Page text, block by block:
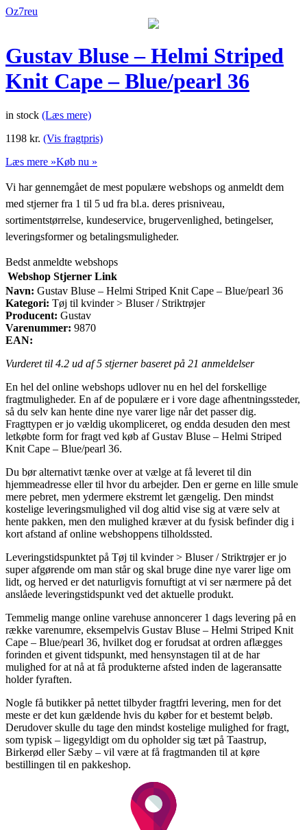
Oz7reu
Gustav Bluse – Helmi Striped
Knit Cape – Blue/pearl 36
in stock (Læs mere)
1198 kr. (Vis fragtpris)
Læs mere »Køb nu »
Vi har gennemgået de mest populære webshops og anmeldt dem
med stjerner fra 1 til 5 ud fra bl.a. deres prisniveau,
sortimentstørrelse, kundeservice, brugervenlighed, betingelser,
leveringsformer og betalingsmuligheder.
Bedst anmeldte webshops
Webshop Stjerner Link
Navn: Gustav Bluse – Helmi Striped Knit Cape – Blue/pearl 36
Kategori: Tøj til kvinder > Bluser / Striktrøjer
Producent: Gustav
Varenummer: 9870
EAN:
Vurderet til 4.2 ud af 5 stjerner baseret på 21 anmeldelser
En hel del online webshops udlover nu en hel del forskellige
fragtmuligheder. En af de populære er i vore dage afhentningssteder,
så du selv kan hente dine nye varer lige når det passer dig.
Fragttypen er jo vældig ukompliceret, og endda desuden den mest
letkøbte form for fragt ved køb af Gustav Bluse – Helmi Striped
Knit Cape – Blue/pearl 36.
Du bør alternativt tænke over at vælge at få leveret til din
hjemmeadresse eller til hvor du arbejder. Den er gerne en lille smule
mere pebret, men ydermere ekstremt let gængelig. Den mindst
kostelige leveringsmulighed vil dog altid vise sig at være selv at
hente pakken, men den mulighed kræver at du fysisk befinder dig i
kort afstand af online webshoppens tilholdssted.
Leveringstidspunktet på Tøj til kvinder > Bluser / Striktrøjer er jo
super afgørende om man står og skal bruge dine nye varer lige om
lidt, og herved er det naturligvis fornuftigt at vi ser nærmere på det
anslåede leveringstidspunkt ved det aktuelle produkt.
Temmelig mange online varehuse annoncerer 1 dags levering på en
række varenumre, eksempelvis Gustav Bluse – Helmi Striped Knit
Cape – Blue/pearl 36, hvilket dog er forudsat at ordren aflægges
forinden et givent tidspunkt, med hensynstagen til at de har
mulighed for at nå at få produkterne afsted inden de lageransatte
holder fyraften.
Nogle få butikker på nettet tilbyder fragtfri levering, men for det
meste er det kun gældende hvis du køber for et bestemt beløb.
Derudover skulle du tage den mindst kostelige mulighed for fragt,
som typisk – ligegyldigt om du opholder sig tæt på Taastrup,
Birkerød eller Sæby – vil være at få fragtmanden til at køre
bestillingen til en pakkeshop.